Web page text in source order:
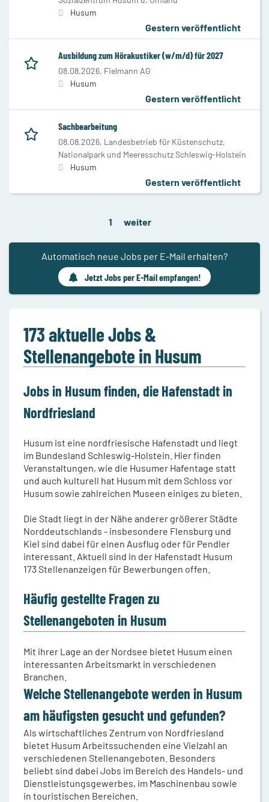
Husum
Gestern veröffentlicht
Ausbildung zum Hörakustiker (w/m/d) für 2027
08.08.2026, Fielmann AG
Husum
Gestern veröffentlicht
Sachbearbeitung
08.08.2026, Landesbetrieb für Küstenschutz,
Nationalpark und Meeresschutz Schleswig-Holstein
Husum
Gestern veröffentlicht
1 weiter
Automatisch neue Jobs per E-Mail erhalten?
Jetzt Jobs per E-Mail empfangen!
173 aktuelle Jobs &
Stellenangebote in Husum
Jobs in Husum finden, die Hafenstadt in
Nordfriesland
Husum ist eine nordfriesische Hafenstadt und liegt
im Bundesland Schleswig-Holstein. Hier finden
Veranstaltungen, wie die Husumer Hafentage statt
und auch kulturell hat Husum mit dem Schloss vor
Husum sowie zahlreichen Museen einiges zu bieten.
Die Stadt liegt in der Nähe anderer größerer Städte
Norddeutschlands - insbesondere Flensburg und
Kiel sind dabei für einen Ausflug oder für Pendler
interessant. Aktuell sind in der Hafenstadt Husum
173 Stellenanzeigen für Bewerbungen offen.
Häufig gestellte Fragen zu
Stellenangeboten in Husum
Mit ihrer Lage an der Nordsee bietet Husum einen
interessanten Arbeitsmarkt in verschiedenen
Branchen.
Welche Stellenangebote werden in Husum
am häufigsten gesucht und gefunden?
Als wirtschaftliches Zentrum von Nordfriesland
bietet Husum Arbeitssuchenden eine Vielzahl an
verschiedenen Stellenangeboten. Besonders
beliebt sind dabei Jobs im Bereich des Handels- und
Dienstleistungsgewerbes, im Maschinenbau sowie
in touristischen Bereichen.